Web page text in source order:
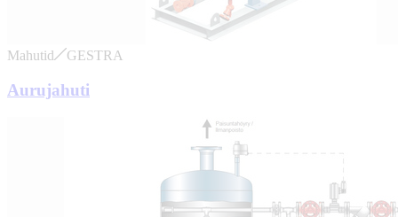
Mahutid GESTRA
Aurujahuti